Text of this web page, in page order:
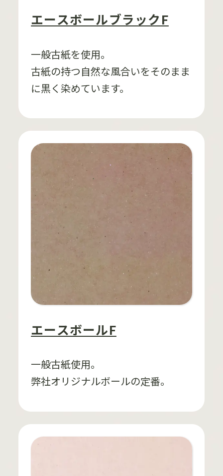
エースボールブラックF
一般古紙を使用。
古紙の持つ自然な風合いをそのまま
に黒く染めています。
エースボールF
一般古紙使用。
弊社オリジナルボールの定番。